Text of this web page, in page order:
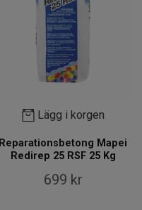
Lägg i korgen
Reparationsbetong Mapei
Redirep 25 RSF 25 Kg
699 kr